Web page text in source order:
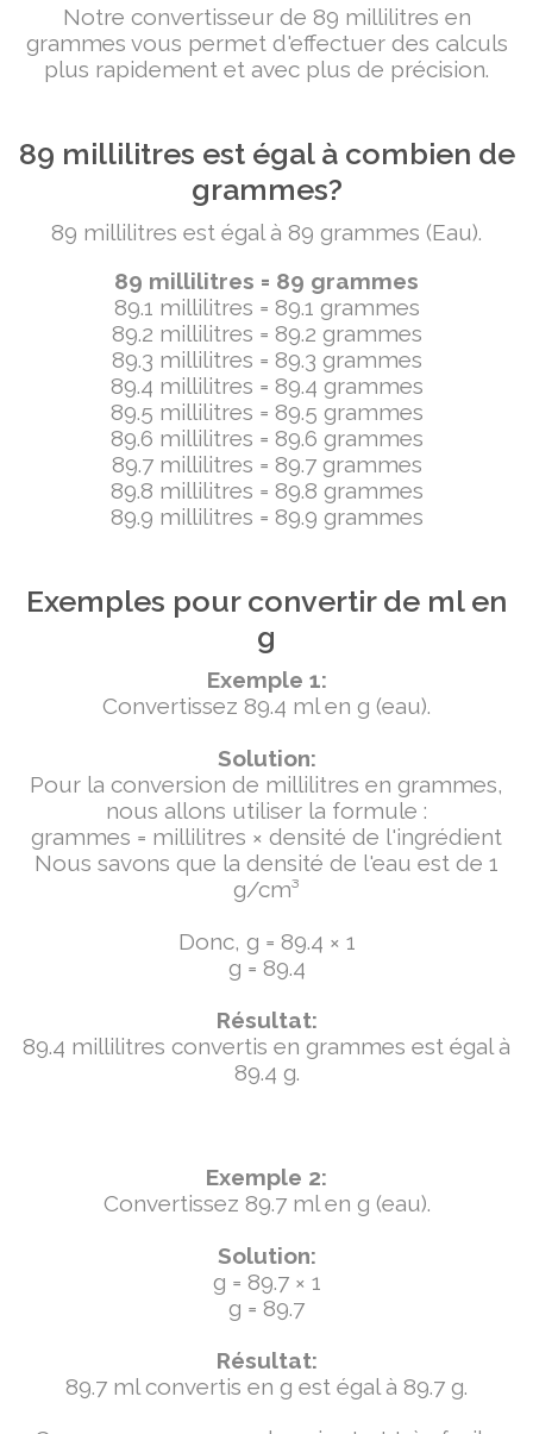
Notre convertisseur de 89 millilitres en
grammes vous permet d'effectuer des calculs
plus rapidement et avec plus de précision.
89 millilitres est égal à combien de
grammes?
89 millilitres est égal à 89 grammes (Eau).
89 millilitres = 89 grammes
89.1 millilitres = 89.1 grammes
89.2 millilitres = 89.2 grammes
89.3 millilitres = 89.3 grammes
89.4 millilitres = 89.4 grammes
89.5 millilitres = 89.5 grammes
89.6 millilitres = 89.6 grammes
89.7 millilitres = 89.7 grammes
89.8 millilitres = 89.8 grammes
89.9 millilitres = 89.9 grammes
Exemples pour convertir de ml en
g
Exemple 1:
Convertissez 89.4 ml en g (eau).
Solution:
Pour la conversion de millilitres en grammes,
nous allons utiliser la formule :
grammes = millilitres × densité de l'ingrédient
Nous savons que la densité de l'eau est de 1
g/cm³
Donc, g = 89.4 × 1
g = 89.4
Résultat:
89.4 millilitres convertis en grammes est égal à
89.4 g.
Exemple 2:
Convertissez 89.7 ml en g (eau).
Solution:
g = 89.7 × 1
g = 89.7
Résultat:
89.7 ml convertis en g est égal à 89.7 g.